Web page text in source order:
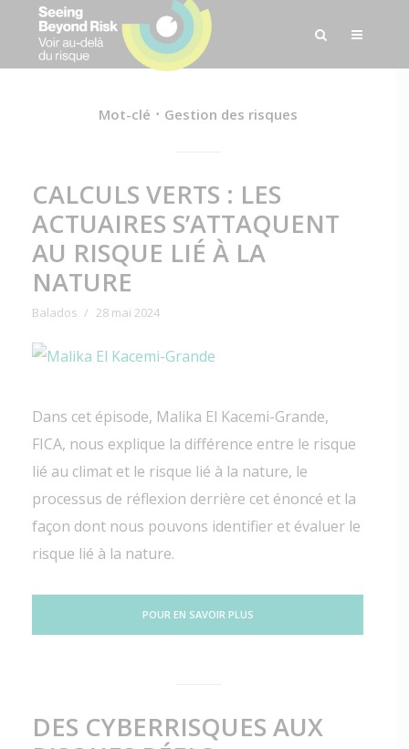
Mot-clé Gestion des risques
CALCULS VERTS : LES
ACTUAIRES S’ATTAQUENT
AU RISQUE LIÉ À LA
NATURE
Balados 28 mai 2024
Dans cet épisode, Malika El Kacemi-Grande,
FICA, nous explique la différence entre le risque
lié au climat et le risque lié à la nature, le
processus de réflexion derrière cet énoncé et la
façon dont nous pouvons identifier et évaluer le
risque lié à la nature.
POUR EN SAVOIR PLUS
DES CYBERRISQUES AUX